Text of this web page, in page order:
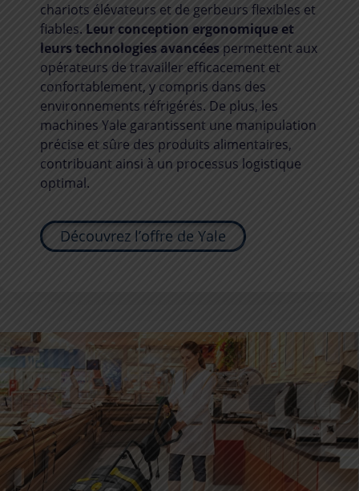
chariots élévateurs et de gerbeurs flexibles et
fiables. Leur conception ergonomique et
leurs technologies avancées permettent aux
opérateurs de travailler efficacement et
confortablement, y compris dans des
environnements réfrigérés. De plus, les
machines Yale garantissent une manipulation
précise et sûre des produits alimentaires,
contribuant ainsi à un processus logistique
optimal.
Découvrez l’offre de Yale